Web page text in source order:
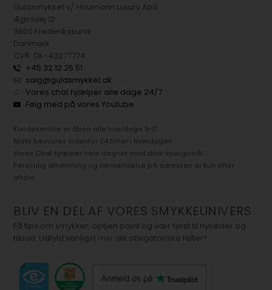
Guldsmykket v/ Houmann Luxury ApS
Ægirsvej 12
3600 Frederikssund
Danmark
CVR: DK-43277774
+45 32 12 25 51
salg@guldsmykket.dk
Vores chat hjælper alle dage 24/7
Følg med på vores Youtube
Kundeservice er åben alle hverdage 9-17.
Mails besvares indenfor 24 timer i hverdagen.
Vores Chat hjælper hele døgnet med dine spørgsmål.
Personlig afhentning og henvendelse på adressen er kun efter
aftale.
BLIV EN DEL AF VORES SMYKKEUNIVERS
Få tips om smykker, optjen point og vær først til nyheder og
tilbud. Udfyld venligst min. de obligatoriske felter*